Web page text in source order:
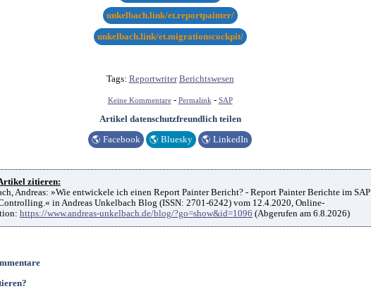
unkelbach.link/et.reportpainter/
unkelbach.link/et.migrationscockpit/
Tags: Reportwriter Berichtswesen
Keine Kommentare- Permalink - SAP
Artikel datenschutzfreundlich teilen
🌎 Facebook 🌎 Bluesky 🌎 LinkedIn
zitieren:
Andreas: »Wie entwickele ich einen Report Painter Bericht? - Report Painter Berichte im SAP
in Andreas Unkelbach Blog (ISSN: 2701-6242) vom 12.4.2020, Online-
https://www.andreas-unkelbach.de/blog/?go=show&id=1096 (Abgerufen am 6.8.2026)